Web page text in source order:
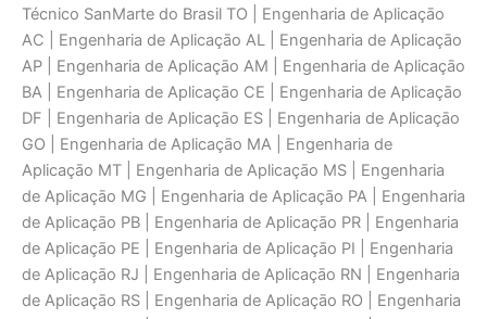
Técnico SanMarte do Brasil TO | Engenharia de Aplicaçāo
AC | Engenharia de Aplicaçāo AL | Engenharia de Aplicaçāo
AP | Engenharia de Aplicaçāo AM | Engenharia de Aplicaçāo
BA | Engenharia de Aplicaçāo CE | Engenharia de Aplicaçāo
DF | Engenharia de Aplicaçāo ES | Engenharia de Aplicaçāo
GO | Engenharia de Aplicaçāo MA | Engenharia de
Aplicaçāo MT | Engenharia de Aplicaçāo MS | Engenharia
de Aplicaçāo MG | Engenharia de Aplicaçāo PA | Engenharia
de Aplicaçāo PB | Engenharia de Aplicaçāo PR | Engenharia
de Aplicaçāo PE | Engenharia de Aplicaçāo PI | Engenharia
de Aplicaçāo RJ | Engenharia de Aplicaçāo RN | Engenharia
de Aplicaçāo RS | Engenharia de Aplicaçāo RO | Engenharia